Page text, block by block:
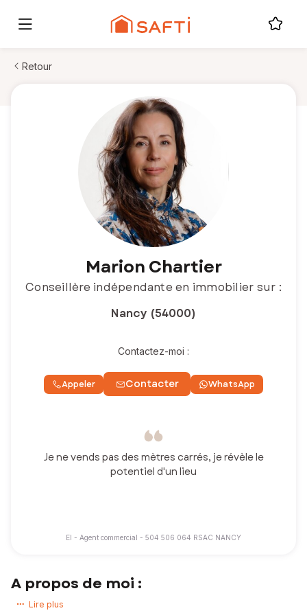
Retour
Marion Chartier
Conseillère indépendante en immobilier sur :
Nancy (54000)
Contactez-moi :
Appeler Contacter WhatsApp
Je ne vends pas des mètres carrés, je révèle le
potentiel d'un lieu
EI - Agent commercial - 504 506 064 RSAC NANCY
A propos de moi :
Bienvenue ! Je suis ravie de vous accueillir ici.
Lire plus